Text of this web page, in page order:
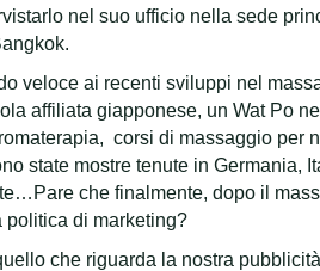
nel suo ufficio nella sede
veloce ai recenti sviluppi nel
affiliata giapponese, un Wat Po
corsi di massaggio
state mostre tenute in
che finalmente, dopo il
politica di marketing?
che riguarda la nostra